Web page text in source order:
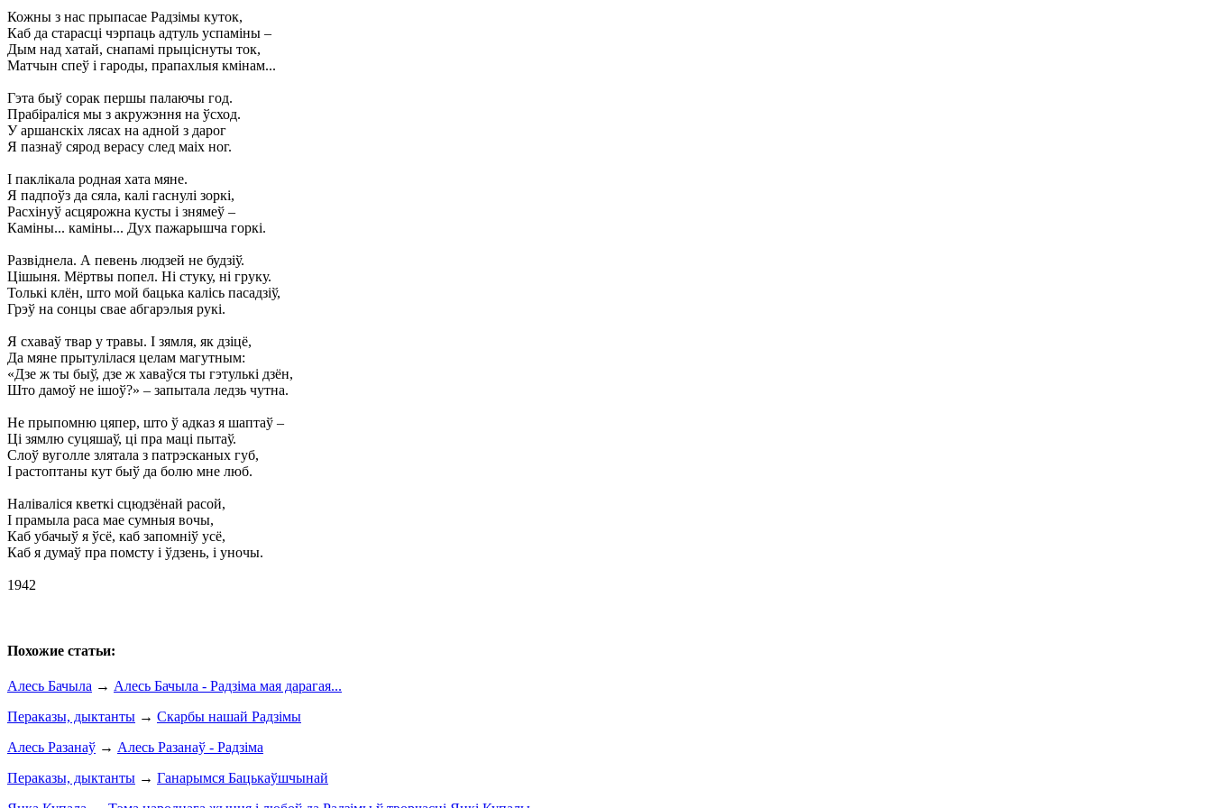
Кожны з нас прыпасае Радзімы куток,
Каб да старасці чэрпаць адтуль успаміны –
Дым над хатай, снапамі прыціснуты ток,
Матчын спеў і гароды, прапахлыя кмінам...
Гэта быў сорак першы палаючы год.
Прабіраліся мы з акружэння на ўсход.
У аршанскіх лясах на адной з дарог
Я пазнаў сярод верасу след маіх ног.
I паклікала родная хата мяне.
Я падпоўз да сяла, калі гаснулі зоркі,
Расхінуў асцярожна кусты і знямеў –
Каміны... каміны... Дух пажарышча горкі.
Развіднела. А певень людзей не будзіў.
Цішыня. Мёртвы попел. Ні стуку, ні груку.
Толькі клён, што мой бацька калісь пасадзіў,
Грэў на сонцы свае абгарэлыя рукі.
Я схаваў твар у травы. I зямля, як дзіцё,
Да мяне прытулілася целам магутным:
«Дзе ж ты быў, дзе ж хаваўся ты гэтулькі дзён,
Што дамоў не ішоў?» – запытала ледзь чутна.
Не прыпомню цяпер, што ў адказ я шаптаў –
Ці зямлю суцяшаў, ці пра маці пытаў.
Слоў вуголле злятала з патрэсканых губ,
I растоптаны кут быў да болю мне люб.
Наліваліся кветкі сцюдзёнай расой,
I прамыла раса мае сумныя вочы,
Каб убачыў я ўсё, каб запомніў усё,
Каб я думаў пра помсту і ўдзень, і уночы.
1942
Похожие статьи:
Алесь Бачыла → Алесь Бачыла - Радзіма мая дарагая...
Пераказы, дыктанты → Скарбы нашай Радзімы
Алесь Разанаў → Алесь Разанаў - Радзіма
Пераказы, дыктанты → Ганарымся Бацькаўшчынай